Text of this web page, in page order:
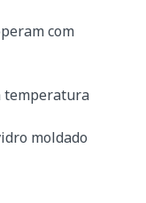
com
temperatura
moldado